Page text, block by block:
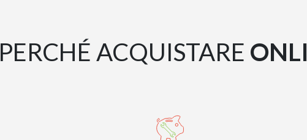
PERCHÉ ACQUISTARE